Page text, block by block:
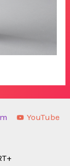
YouTube